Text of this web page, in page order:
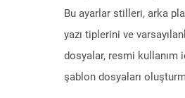
Bu ayarlar stilleri, arka
yazı tiplerini ve
dosyalar, resmi kullanım
şablon dosyaları